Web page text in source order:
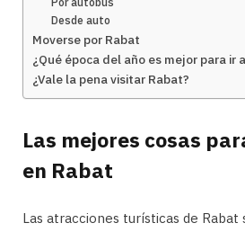
Desde auto
Moverse por Rabat
¿Qué época del año es mejor para ir
¿Vale la pena visitar Rabat?
Las mejores cosas
en Rabat
Las atracciones turísticas de Rabat